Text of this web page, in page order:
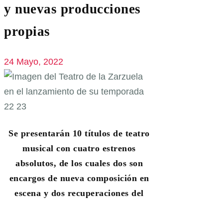
y nuevas producciones
propias
24 Mayo, 2022
Se presentarán 10 títulos de teatro
musical con cuatro estrenos
absolutos, de los cuales dos son
encargos de nueva composición en
escena y dos recuperaciones del